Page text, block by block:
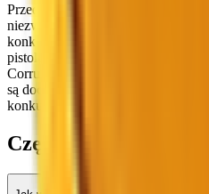
Przedmioty boskie to broń o
niezwykle trudne do zdobycia w
konkursach BloxSwaps regularnie
pistolety, dając graczom szansę
Corrupt, Elderwood Scythe,
są dodawane w ramach
konkursów, więc zawsze jest o co
Często zadawane